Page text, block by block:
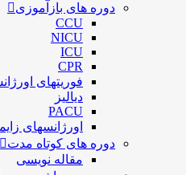
دوره های بازآموزی
CCU
NICU
ICU
CPR
فوریتهای
دیالیز
PACU
اورژانسهای
دوره های کوتاه مدت
مقاله نویسی